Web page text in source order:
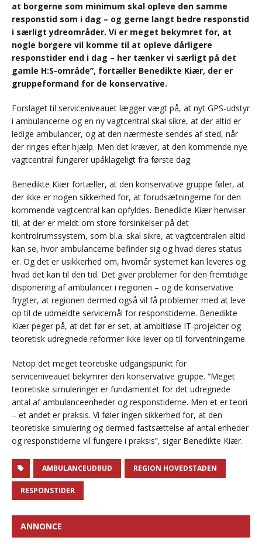
at borgerne som minimum skal opleve den samme
responstid som i dag – og gerne langt bedre responstid
i særligt ydreområder. Vi er meget bekymret for, at
nogle borgere vil komme til at opleve dårligere
responstider end i dag – her tænker vi særligt på det
gamle H:S-område”, fortæller Benedikte Kiær, der er
gruppeformand for de konservative.
Forslaget til serviceniveauet lægger vægt på, at nyt GPS-udstyr
i ambulancerne og en ny vagtcentral skal sikre, at der altid er
ledige ambulancer, og at den nærmeste sendes af sted, når
der ringes efter hjælp. Men det kræver, at den kommende nye
vagtcentral fungerer upåklageligt fra første dag.
Benedikte Kiær fortæller, at den konservative gruppe føler, at
der ikke er nogen sikkerhed for, at forudsætningerne for den
kommende vagtcentral kan opfyldes. Benedikte Kiær henviser
til, at der er meldt om store forsinkelser på det
kontrolrumssystem, som bl.a. skal sikre, at vagtcentralen altid
kan se, hvor ambulancerne befinder sig og hvad deres status
er. Og det er usikkerhed om, hvornår systemet kan leveres og
hvad det kan til den tid. Det giver problemer for den fremtidige
disponering af ambulancer i regionen – og de konservative
frygter, at regionen dermed også vil få problemer med at leve
op til de udmeldte servicemål for responstiderne. Benedikte
Kiær peger på, at det før er set, at ambitiøse IT-projekter og
teoretisk udregnede reformer ikke lever op til forventningerne.
Netop det meget teoretiske udgangspunkt for
serviceniveauet bekymrer den konservative gruppe. “Meget
teoretiske simuleringer er fundamentet for det udregnede
antal af ambulanceenheder og responstiderne. Men et er teori
– et andet er praksis. Vi føler ingen sikkerhed for, at den
teoretiske simulering og dermed fastsættelse af antal enheder
og responstiderne vil fungere i praksis”, siger Benedikte Kiær.
AMBULANCEUDBUD REGION HOVEDSTADEN
RESPONSTIDER
ANNONCE